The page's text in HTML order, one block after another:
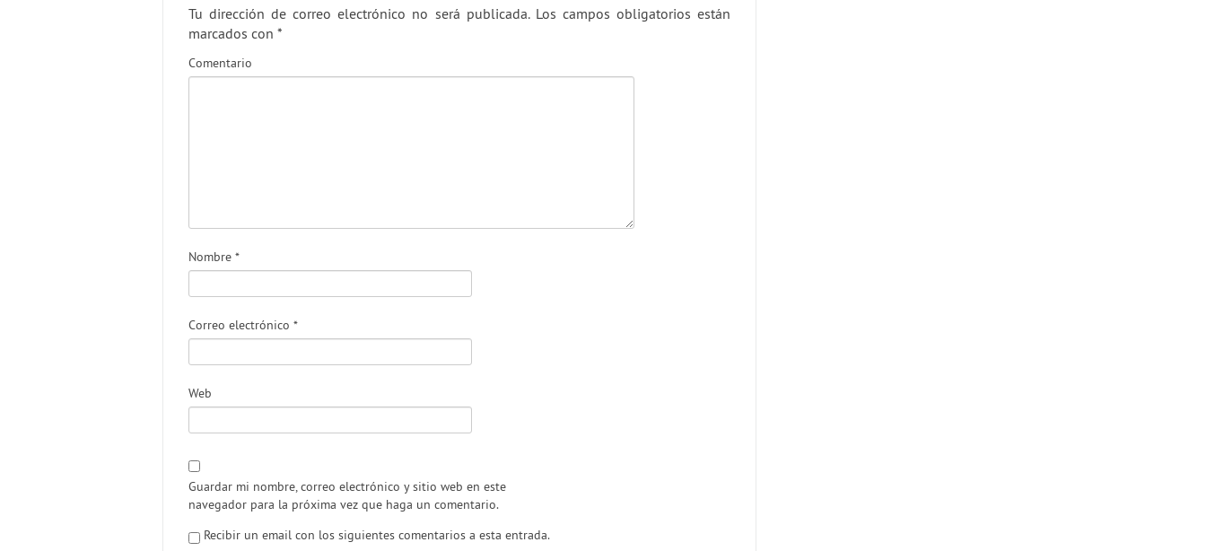
Tu dirección de correo electrónico no será publicada.Los campos obligatorios están
marcados con *
Comentario
Nombre *
Correo electrónico *
Web
Guardar mi nombre, correo electrónico y sitio web en este
navegador para la próxima vez que haga un comentario.
Recibir un email con los siguientes comentarios a esta entrada.